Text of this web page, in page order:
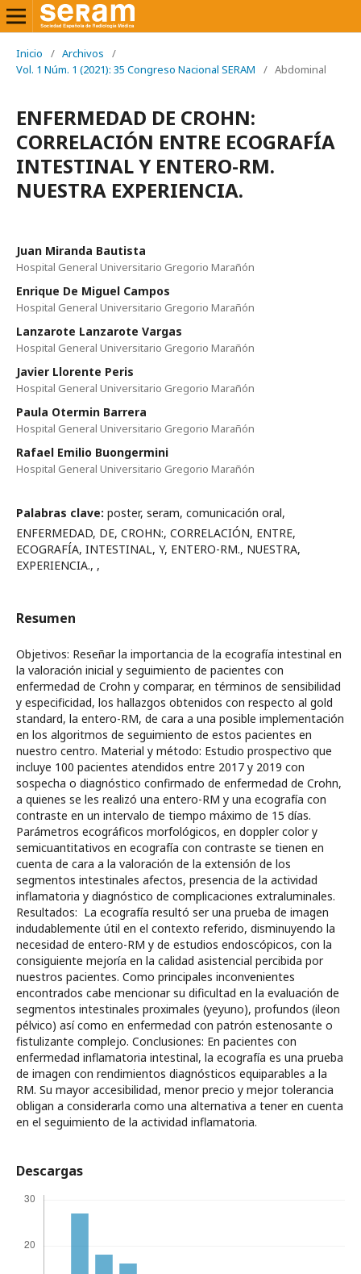
Inicio / Archivos
/
Vol. 1 Núm. 1 (2021): 35 Congreso Nacional SERAM
/ Abdominal
ENFERMEDAD DE CROHN:
CORRELACIÓN ENTRE ECOGRAFÍA
INTESTINAL Y ENTERO-RM.
NUESTRA EXPERIENCIA.
Juan Miranda Bautista
Hospital General Universitario Gregorio Marañón
Enrique De Miguel Campos
Hospital General Universitario Gregorio Marañón
Lanzarote Lanzarote Vargas
Hospital General Universitario Gregorio Marañón
Javier Llorente Peris
Hospital General Universitario Gregorio Marañón
Paula Otermin Barrera
Hospital General Universitario Gregorio Marañón
Rafael Emilio Buongermini
Hospital General Universitario Gregorio Marañón
Palabras clave: poster, seram, comunicación oral,
ENFERMEDAD, DE, CROHN:, CORRELACIÓN, ENTRE,
ECOGRAFÍA, INTESTINAL, Y, ENTERO-RM., NUESTRA,
EXPERIENCIA., ,
Resumen
Objetivos: Reseñar la importancia de la ecografía intestinal en
la valoración inicial y seguimiento de pacientes con
enfermedad de Crohn y comparar, en términos de sensibilidad
y especificidad, los hallazgos obtenidos con respecto al gold
standard, la entero-RM, de cara a una posible implementación
en los algoritmos de seguimiento de estos pacientes en
nuestro centro. Material y método: Estudio prospectivo que
incluye 100 pacientes atendidos entre 2017 y 2019 con
sospecha o diagnóstico confirmado de enfermedad de Crohn,
a quienes se les realizó una entero-RM y una ecografía con
contraste en un intervalo de tiempo máximo de 15 días.
Parámetros ecográficos morfológicos, en doppler color y
semicuantitativos en ecografía con contraste se tienen en
cuenta de cara a la valoración de la extensión de los
segmentos intestinales afectos, presencia de la actividad
inflamatoria y diagnóstico de complicaciones extraluminales.
Resultados: La ecografía resultó ser una prueba de imagen
indudablemente útil en el contexto referido, disminuyendo la
necesidad de entero-RM y de estudios endoscópicos, con la
consiguiente mejoría en la calidad asistencial percibida por
nuestros pacientes. Como principales inconvenientes
encontrados cabe mencionar su dificultad en la evaluación de
segmentos intestinales proximales (yeyuno), profundos (ileon
pélvico) así como en enfermedad con patrón estenosante o
fistulizante complejo. Conclusiones: En pacientes con
enfermedad inflamatoria intestinal, la ecografía es una prueba
de imagen con rendimientos diagnósticos equiparables a la
RM. Su mayor accesibilidad, menor precio y mejor tolerancia
obligan a considerarla como una alternativa a tener en cuenta
en el seguimiento de la actividad inflamatoria.
Descargas